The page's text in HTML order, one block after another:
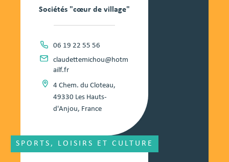
Sociétés "cœur de village"
06 19 22 55 56
claudettemichou@hotm
ailf.fr
4 Chem. du Cloteau,
49330 Les Hauts-
d'Anjou, France
SPORTS, LOISIRS ET CULTURE